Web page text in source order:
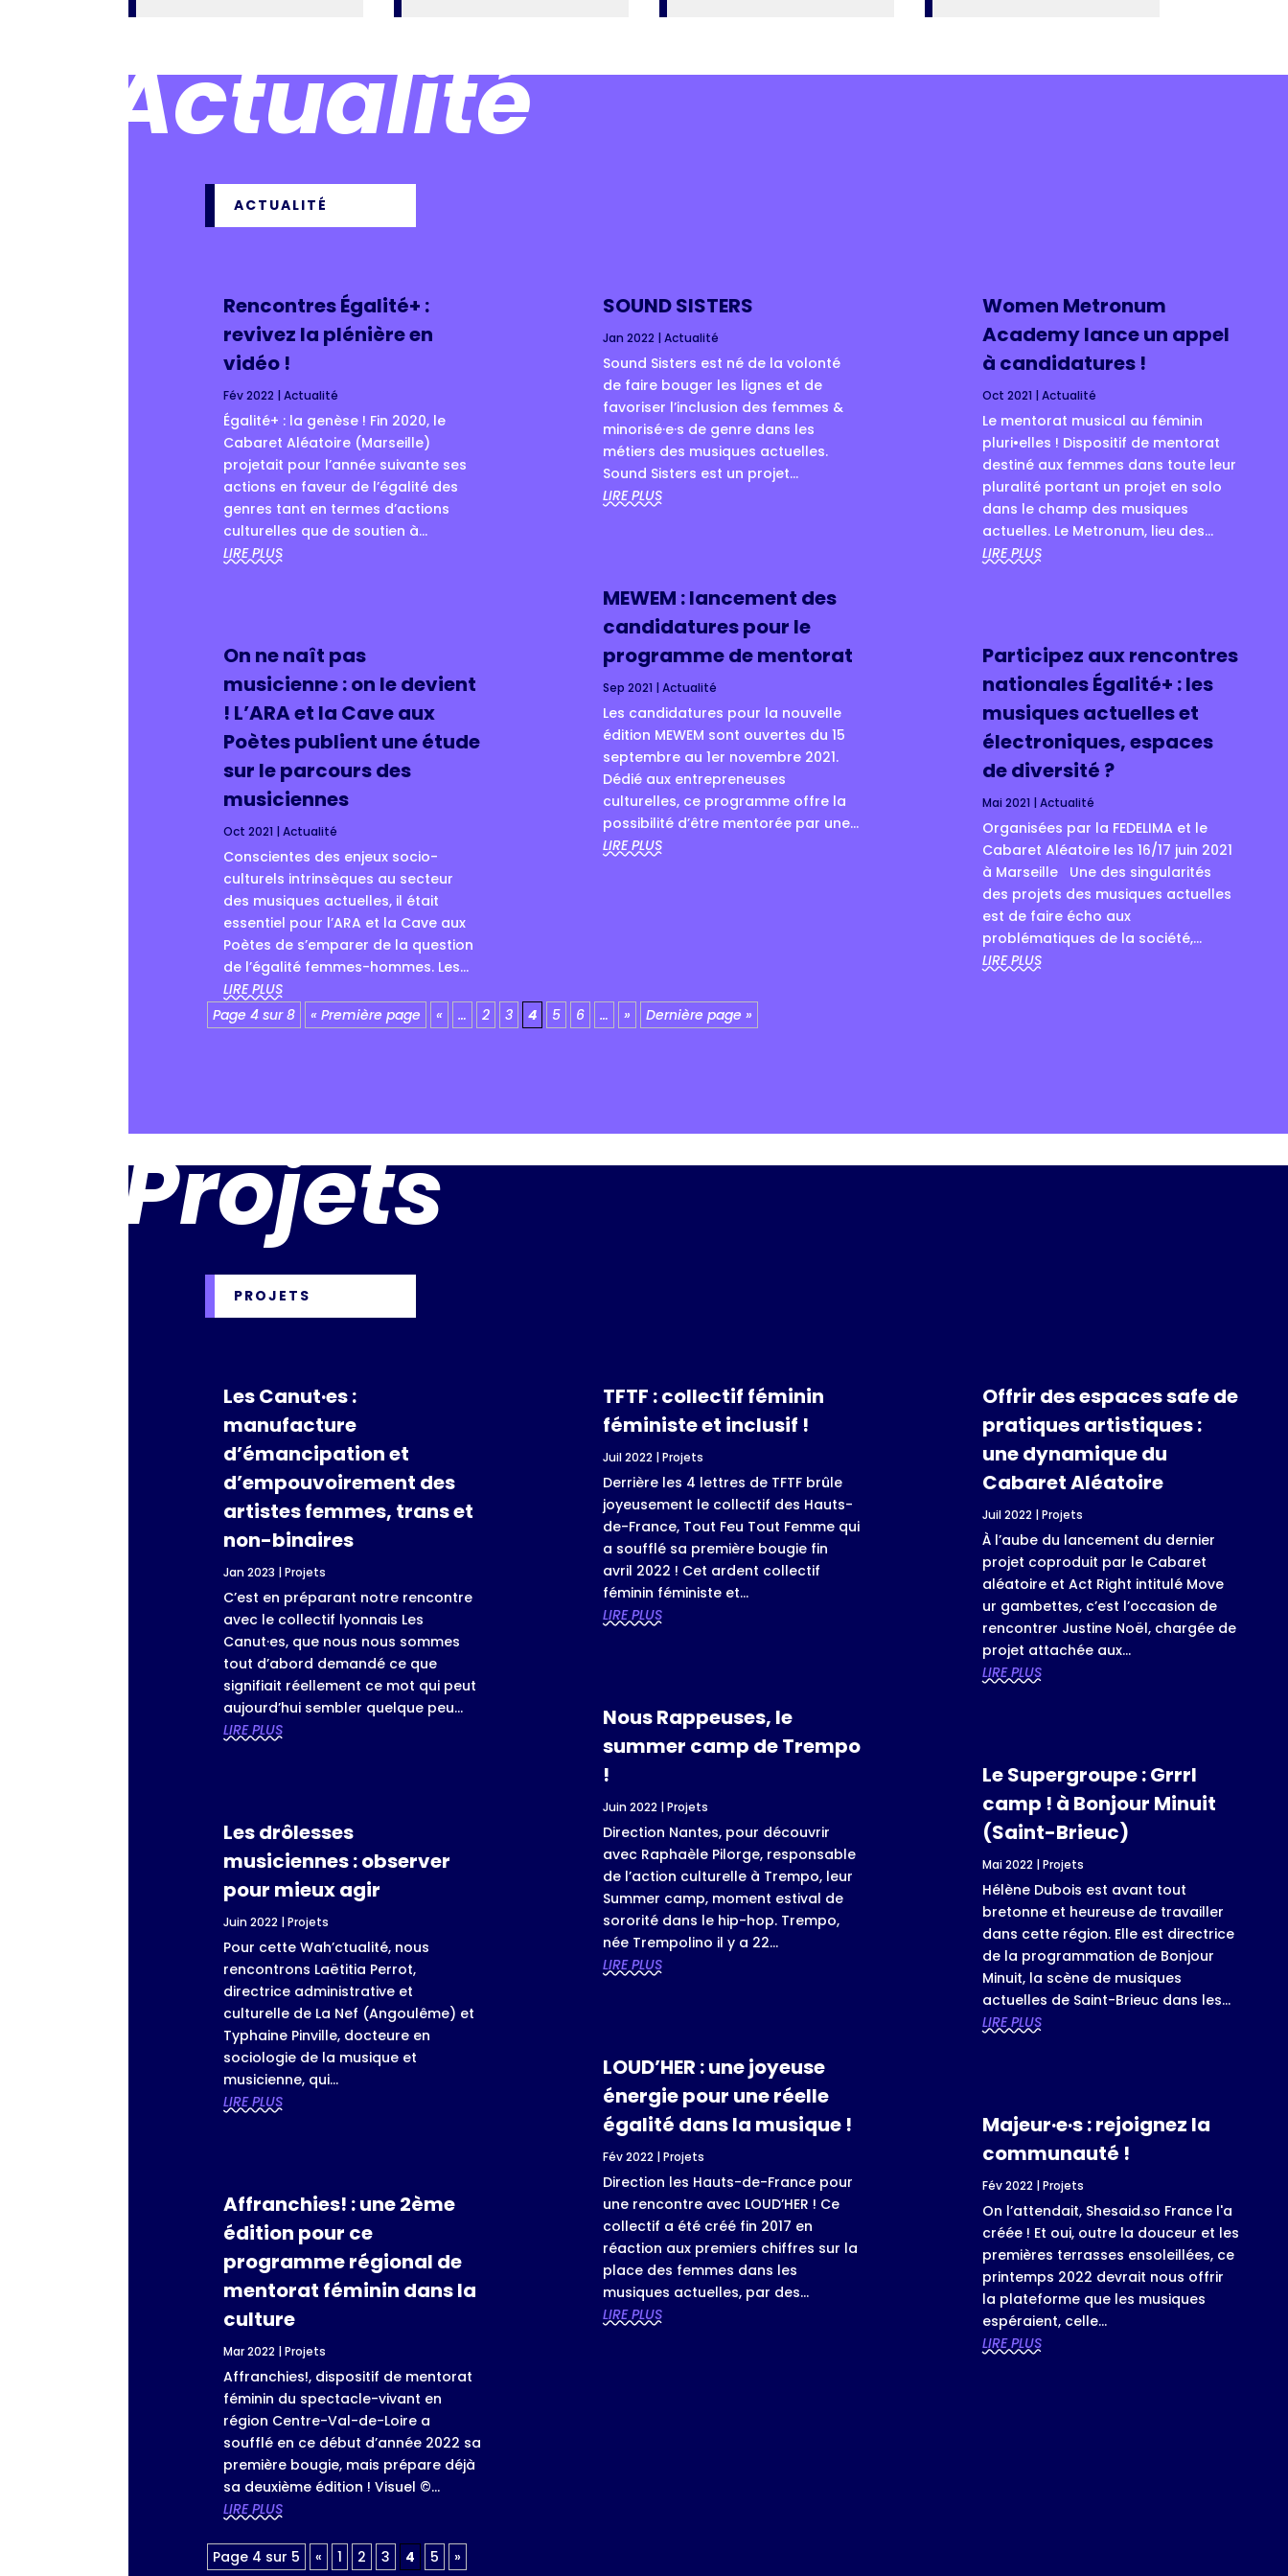
Actualité
ACTUALITÉ
Rencontres Égalité+ :
revivez la plénière en
vidéo !
Fév 2022 |Actualité
Égalité+ : la genèse ! Fin 2020, le
Cabaret Aléatoire (Marseille)
projetait pour l’année suivante ses
actions en faveur de l’égalité des
genres tant en termes d’actions
culturelles que de soutien à...
LIRE PLUS
On ne naît pas
musicienne : on le devient
! L’ARA et la Cave aux
Poètes publient une étude
sur le parcours des
musiciennes
Oct 2021 |Actualité
Conscientes des enjeux socio-
culturels intrinsèques au secteur
des musiques actuelles, il était
essentiel pour l’ARA et la Cave aux
Poètes de s’emparer de la question
de l’égalité femmes-hommes. Les...
LIRE PLUS
SOUND SISTERS
Jan 2022 |Actualité
Sound Sisters est né de la volonté
de faire bouger les lignes et de
favoriser l’inclusion des femmes &
minorisé·e·s de genre dans les
métiers des musiques actuelles.
Sound Sisters est un projet...
LIRE PLUS
MEWEM : lancement des
candidatures pour le
programme de mentorat
Sep 2021 |Actualité
Les candidatures pour la nouvelle
édition MEWEM sont ouvertes du 15
septembre au 1er novembre 2021.
Dédié aux entrepreneuses
culturelles, ce programme offre la
possibilité d’être mentorée par une...
LIRE PLUS
Women Metronum
Academy lance un appel
à candidatures !
Oct 2021 |Actualité
Le mentorat musical au féminin
pluri•elles ! Dispositif de mentorat
destiné aux femmes dans toute leur
pluralité portant un projet en solo
dans le champ des musiques
actuelles. Le Metronum, lieu des...
LIRE PLUS
Participez aux rencontres
nationales Égalité+ : les
musiques actuelles et
électroniques, espaces
de diversité ?
Mai 2021 |Actualité
Organisées par la FEDELIMA et le
Cabaret Aléatoire les 16/17 juin 2021
à Marseille Une des singularités
des projets des musiques actuelles
est de faire écho aux
problématiques de la société,...
LIRE PLUS
Page 4 sur 8 « Première page « … 2 3 4 5 6 … » Dernière page »
Projets
PROJETS
Les Canut·es :
manufacture
d’émancipation et
d’empouvoirement des
artistes femmes, trans et
non-binaires
Jan 2023 |Projets
C’est en préparant notre rencontre
avec le collectif lyonnais Les
Canut·es, que nous nous sommes
tout d’abord demandé ce que
signifiait réellement ce mot qui peut
aujourd’hui sembler quelque peu...
LIRE PLUS
Les drôlesses
musiciennes : observer
pour mieux agir
Juin 2022 |Projets
Pour cette Wah’ctualité, nous
rencontrons Laëtitia Perrot,
directrice administrative et
culturelle de La Nef (Angoulême) et
Typhaine Pinville, docteure en
sociologie de la musique et
musicienne, qui...
LIRE PLUS
Affranchies! : une 2ème
édition pour ce
programme régional de
mentorat féminin dans la
culture
Mar 2022 |Projets
Affranchies!, dispositif de mentorat
féminin du spectacle-vivant en
région Centre-Val-de-Loire a
soufflé en ce début d’année 2022 sa
première bougie, mais prépare déjà
sa deuxième édition ! Visuel ©...
LIRE PLUS
TFTF : collectif féminin
féministe et inclusif !
Juil 2022 |Projets
Derrière les 4 lettres de TFTF brûle
joyeusement le collectif des Hauts-
de-France, Tout Feu Tout Femme qui
a soufflé sa première bougie fin
avril 2022 ! Cet ardent collectif
féminin féministe et...
LIRE PLUS
Nous Rappeuses, le
summer camp de Trempo
!
Juin 2022 |Projets
Direction Nantes, pour découvrir
avec Raphaèle Pilorge, responsable
de l’action culturelle à Trempo, leur
Summer camp, moment estival de
sororité dans le hip-hop. Trempo,
née Trempolino il y a 22...
LIRE PLUS
LOUD’HER : une joyeuse
énergie pour une réelle
égalité dans la musique !
Fév 2022 |Projets
Direction les Hauts-de-France pour
une rencontre avec LOUD’HER ! Ce
collectif a été créé fin 2017 en
réaction aux premiers chiffres sur la
place des femmes dans les
musiques actuelles, par des...
LIRE PLUS
Offrir des espaces safe de
pratiques artistiques :
une dynamique du
Cabaret Aléatoire
Juil 2022 |Projets
À l’aube du lancement du dernier
projet coproduit par le Cabaret
aléatoire et Act Right intitulé Move
ur gambettes, c’est l’occasion de
rencontrer Justine Noël, chargée de
projet attachée aux...
LIRE PLUS
Le Supergroupe : Grrrl
camp ! à Bonjour Minuit
(Saint-Brieuc)
Mai 2022 |Projets
Hélène Dubois est avant tout
bretonne et heureuse de travailler
dans cette région. Elle est directrice
de la programmation de Bonjour
Minuit, la scène de musiques
actuelles de Saint-Brieuc dans les...
LIRE PLUS
Majeur·e·s : rejoignez la
communauté !
Fév 2022 |Projets
On l’attendait, Shesaid.so France l'a
créée ! Et oui, outre la douceur et les
premières terrasses ensoleillées, ce
printemps 2022 devrait nous offrir
la plateforme que les musiques
espéraient, celle...
LIRE PLUS
Page 4 sur 5 « 1 2 3 4 5 »